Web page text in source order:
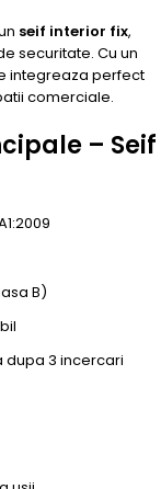
seif interior fix,
securitate. Cu un
integreaza perfect
comerciale.
– Seif
B)
3 incercari